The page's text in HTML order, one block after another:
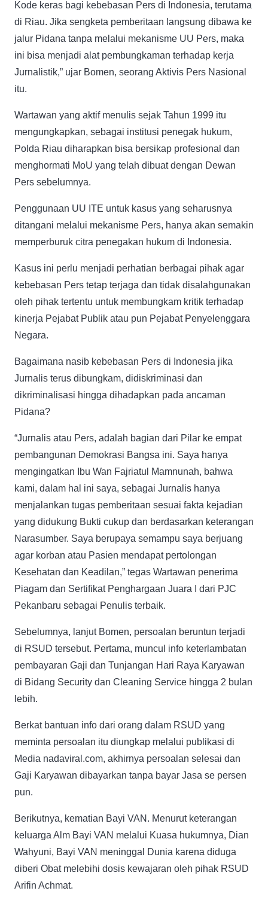
Kode keras bagi kebebasan Pers di Indonesia, terutama
di Riau. Jika sengketa pemberitaan langsung dibawa ke
jalur Pidana tanpa melalui mekanisme UU Pers, maka
ini bisa menjadi alat pembungkaman terhadap kerja
Jurnalistik,” ujar Bomen, seorang Aktivis Pers Nasional
itu.
Wartawan yang aktif menulis sejak Tahun 1999 itu
mengungkapkan, sebagai institusi penegak hukum,
Polda Riau diharapkan bisa bersikap profesional dan
menghormati MoU yang telah dibuat dengan Dewan
Pers sebelumnya.
Penggunaan UU ITE untuk kasus yang seharusnya
ditangani melalui mekanisme Pers, hanya akan semakin
memperburuk citra penegakan hukum di Indonesia.
Kasus ini perlu menjadi perhatian berbagai pihak agar
kebebasan Pers tetap terjaga dan tidak disalahgunakan
oleh pihak tertentu untuk membungkam kritik terhadap
kinerja Pejabat Publik atau pun Pejabat Penyelenggara
Negara.
Bagaimana nasib kebebasan Pers di Indonesia jika
Jurnalis terus dibungkam, didiskriminasi dan
dikriminalisasi hingga dihadapkan pada ancaman
Pidana?
“Jurnalis atau Pers, adalah bagian dari Pilar ke empat
pembangunan Demokrasi Bangsa ini. Saya hanya
mengingatkan Ibu Wan Fajriatul Mamnunah, bahwa
kami, dalam hal ini saya, sebagai Jurnalis hanya
menjalankan tugas pemberitaan sesuai fakta kejadian
yang didukung Bukti cukup dan berdasarkan keterangan
Narasumber. Saya berupaya semampu saya berjuang
agar korban atau Pasien mendapat pertolongan
Kesehatan dan Keadilan,” tegas Wartawan penerima
Piagam dan Sertifikat Penghargaan Juara I dari PJC
Pekanbaru sebagai Penulis terbaik.
Sebelumnya, lanjut Bomen, persoalan beruntun terjadi
di RSUD tersebut. Pertama, muncul info keterlambatan
pembayaran Gaji dan Tunjangan Hari Raya Karyawan
di Bidang Security dan Cleaning Service hingga 2 bulan
lebih.
Berkat bantuan info dari orang dalam RSUD yang
meminta persoalan itu diungkap melalui publikasi di
Media nadaviral.com, akhirnya persoalan selesai dan
Gaji Karyawan dibayarkan tanpa bayar Jasa se persen
pun.
Berikutnya, kematian Bayi VAN. Menurut keterangan
keluarga Alm Bayi VAN melalui Kuasa hukumnya, Dian
Wahyuni, Bayi VAN meninggal Dunia karena diduga
diberi Obat melebihi dosis kewajaran oleh pihak RSUD
Arifin Achmat.